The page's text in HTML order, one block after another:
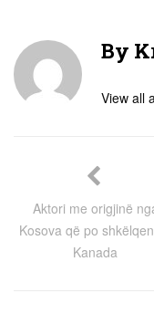
By
View all
Aktori me origjinë
Kosova që po
Kanada